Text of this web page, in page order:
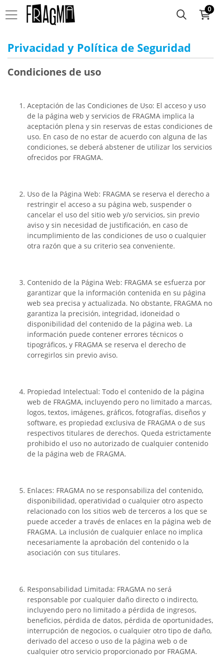
0
Privacidad y Política de Seguridad
Condiciones de uso
Aceptación de las Condiciones de Uso: El acceso y uso
de la página web y servicios de FRAGMA implica la
aceptación plena y sin reservas de estas condiciones de
uso. En caso de no estar de acuerdo con alguna de las
condiciones, se deberá abstener de utilizar los servicios
ofrecidos por FRAGMA.
Uso de la Página Web: FRAGMA se reserva el derecho a
restringir el acceso a su página web, suspender o
cancelar el uso del sitio web y/o servicios, sin previo
aviso y sin necesidad de justificación, en caso de
incumplimiento de las condiciones de uso o cualquier
otra razón que a su criterio sea conveniente.
Contenido de la Página Web: FRAGMA se esfuerza por
garantizar que la información contenida en su página
web sea precisa y actualizada. No obstante, FRAGMA no
garantiza la precisión, integridad, idoneidad o
disponibilidad del contenido de la página web. La
información puede contener errores técnicos o
tipográficos, y FRAGMA se reserva el derecho de
corregirlos sin previo aviso.
Propiedad Intelectual: Todo el contenido de la página
web de FRAGMA, incluyendo pero no limitado a marcas,
logos, textos, imágenes, gráficos, fotografías, diseños y
software, es propiedad exclusiva de FRAGMA o de sus
respectivos titulares de derechos. Queda estrictamente
prohibido el uso no autorizado de cualquier contenido
de la página web de FRAGMA.
Enlaces: FRAGMA no se responsabiliza del contenido,
disponibilidad, operatividad o cualquier otro aspecto
relacionado con los sitios web de terceros a los que se
puede acceder a través de enlaces en la página web de
FRAGMA. La inclusión de cualquier enlace no implica
necesariamente la aprobación del contenido o la
asociación con sus titulares.
Responsabilidad Limitada: FRAGMA no será
responsable por cualquier daño directo o indirecto,
incluyendo pero no limitado a pérdida de ingresos,
beneficios, pérdida de datos, pérdida de oportunidades,
interrupción de negocios, o cualquier otro tipo de daño,
derivado del acceso o uso de la página web o de
cualquier otro servicio proporcionado por FRAGMA.